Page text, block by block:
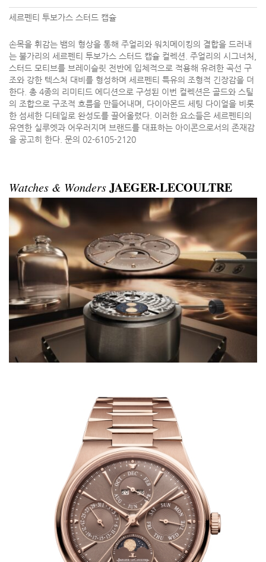
세르펜티 투보가스 스터드 캡슐
손목을 휘감는 뱀의 형상을 통해 주얼리와 워치메이킹의 결합을 드러내
는 불가리의 세르펜티 투보가스 스터드 캡슐 컬렉션. 주얼리의 시그너처,
스터드 모티브를 브레이슬릿 전반에 입체적으로 적용해 유려한 곡선 구
조와 강한 텍스처 대비를 형성하며 세르펜티 특유의 조형적 긴장감을 더
한다. 총 4종의 리미티드 에디션으로 구성된 이번 컬렉션은 골드와 스틸
의 조합으로 구조적 흐름을 만들어내며, 다이아몬드 세팅 다이얼을 비롯
한 섬세한 디테일로 완성도를 끌어올렸다. 이러한 요소들은 세르펜티의
유연한 실루엣과 어우러지며 브랜드를 대표하는 아이콘으로서의 존재감
을 공고히 한다. 문의 02-6105-2120
Watches & WondersJAEGER-LECOULTRE